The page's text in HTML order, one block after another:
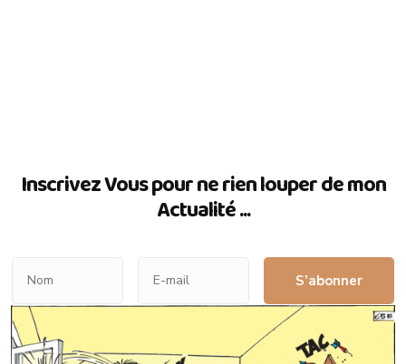
Inscrivez Vous pour ne rien louper de mon
Actualité ...
S’abonner